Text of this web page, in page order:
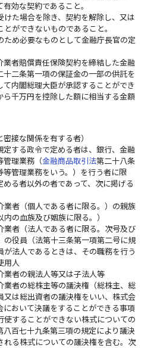
効な契約であること。
けた場合を除き、契約を解除し、又は
ができないものであること。
ため必要なものとして金融庁長官の定
業者賠償責任保険契約を締結した金融
十二条第一項の保証金の一部の供託を
て内閣総理大臣が承認することができ
ら千万円を控除した額に相当する金額
密接な関係を有する者）
定する政令で定める者は、銀行、金融
管理業務（金融商品取引法第二十八条
管理業務をいう。）を行う者に限
る者以外の者であって、次に掲げる
業者（個人である者に限る。）の親族
内の血族及び姻族に限る。）
業者（法人である者に限る。次号及び
の役員（法第十三条第一項第二号に規
が法人であるときは、その職務を行う
用人
業者の親法人等又は子法人等
業者の総株主等の議決権（総株主、総
又は総出資者の議決権をいい、株式会
において決議をすることができる事項
使することができない株式についての
八百七十九条第三項の規定により議決
れる株式についての議決権を含む。次